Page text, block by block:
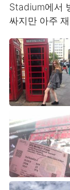
English
繁體中文
Français
日本語
Русский
Indonesia
Türkçe
Stadium에서
싸지만 아주